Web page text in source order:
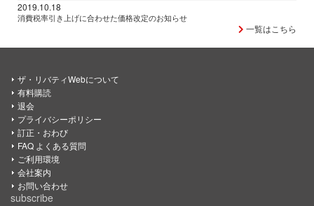
2019.10.18
消費税率引き上げに合わせた価格改定のお知らせ
一覧はこちら
ザ・リバティWebについて
有料購読
退会
プライバシーポリシー
訂正・おわび
FAQ よくある質問
ご利用環境
会社案内
お問い合わせ
subscribe